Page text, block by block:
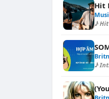
Hit
♪ Hit
♪